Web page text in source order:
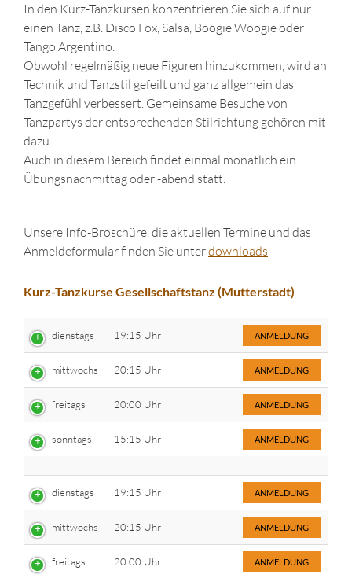
In den Kurz-Tanzkursen konzentrieren Sie sich auf nur
einen Tanz, z.B. Disco Fox, Salsa, Boogie Woogie oder
Tango Argentino.
Obwohl regelmäßig neue Figuren hinzukommen, wird an
Technik und Tanzstil gefeilt und ganz allgemein das
Tanzgefühl verbessert. Gemeinsame Besuche von
Tanzpartys der entsprechenden Stilrichtung gehören mit
dazu.
Auch in diesem Bereich findet einmal monatlich ein
Übungsnachmittag oder -abend statt.
Unsere Info-Broschüre, die aktuellen Termine und das
Anmeldeformular finden Sie unterdownloads
Kurz-Tanzkurse Gesellschaftstanz (Mutterstadt)
dienstags 19:15 Uhr ANMELDUNG
mittwochs 20:15 Uhr ANMELDUNG
freitags 20:00 Uhr ANMELDUNG
sonntags 15:15 Uhr ANMELDUNG
dienstags 19:15 Uhr ANMELDUNG
mittwochs 20:15 Uhr ANMELDUNG
freitags 20:00 Uhr ANMELDUNG